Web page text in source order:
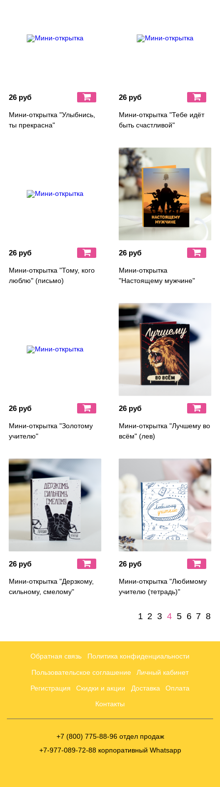
26 руб
Мини-открытка "Улыбнись,
ты прекрасна"
26 руб
Мини-открытка "Тебе идёт
быть счастливой"
26 руб
Мини-открытка "Тому, кого
люблю" (письмо)
26 руб
Мини-открытка
"Настоящему мужчине"
26 руб
Мини-открытка "Золотому
учителю"
26 руб
Мини-открытка "Лучшему во
всём" (лев)
26 руб
Мини-открытка "Дерзкому,
сильному, смелому"
26 руб
Мини-открытка "Любимому
учителю (тетрадь)"
1 2 3 4 5 6 7 8
Обратная связь Политика конфиденциальности
Пользовательское соглашение Личный кабинет
Регистрация Скидки и акции Доставка Оплата
Контакты
+7 (800) 775-88-96 отдел продаж
+7-977-089-72-88 корпоративный Whatsapp